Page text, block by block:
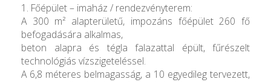
1. Főépület – imaház / rendezvényterem:
A 300 m² alapterületű, impozáns főépület 260 fő
befogadására alkalmas,
beton alapra és tégla falazattal épült, fűrészelt
technológiás vízszigeteléssel.
A 6,8 méteres belmagasság, a 10 egyedileg tervezett,